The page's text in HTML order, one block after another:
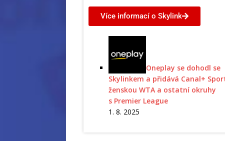
Více informací o Skylink
Oneplay se dohodl se
Skylinkem a přidává Canal+
ženskou WTA a ostatní okruhy
s Premier League
1. 8. 2025